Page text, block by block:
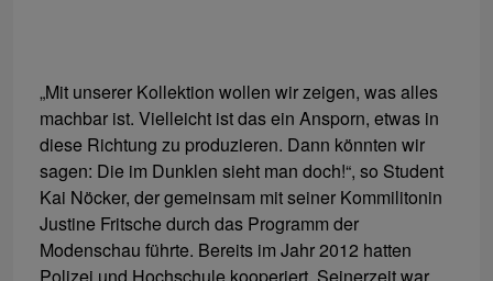
„Mit unserer Kollektion wollen wir zeigen, was alles
machbar ist. Vielleicht ist das ein Ansporn, etwas in
diese Richtung zu produzieren. Dann könnten wir
sagen: Die im Dunklen sieht man doch!“, so Student
Kai Nöcker, der gemeinsam mit seiner Kommilitonin
Justine Fritsche durch das Programm der
Modenschau führte. Bereits im Jahr 2012 hatten
Polizei und Hochschule kooperiert. Seinerzeit war